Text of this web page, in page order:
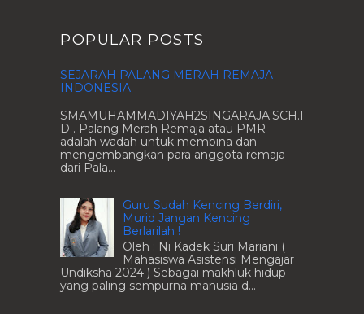
POPULAR POSTS
SEJARAH PALANG MERAH REMAJA
INDONESIA
SMAMUHAMMADIYAH2SINGARAJA.SCH.I
D . Palang Merah Remaja atau PMR
adalah wadah untuk membina dan
mengembangkan para anggota remaja
dari Pala...
Guru Sudah Kencing Berdiri,
Murid Jangan Kencing
Berlarilah !
Oleh : Ni Kadek Suri Mariani (
Mahasiswa Asistensi Mengajar
Undiksha 2024 ) Sebagai makhluk hidup
yang paling sempurna manusia d...